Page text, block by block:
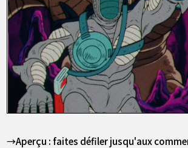
→Aperçu : faites défiler jusqu'aux